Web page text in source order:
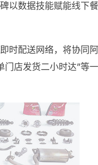
以数据技能赋能线下
配送网络，将协同
店发货二小时达”等